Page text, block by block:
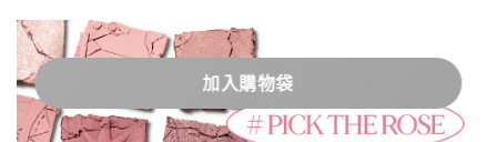
加入購物袋